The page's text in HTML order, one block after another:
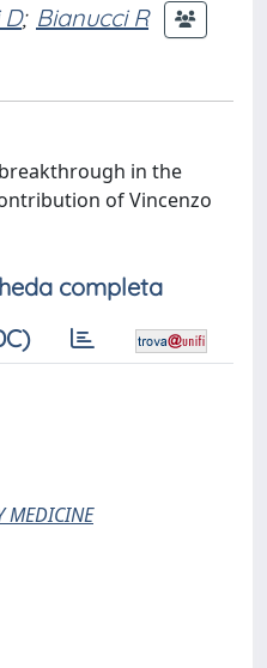
; Bianucci R
in the
of Vincenzo
completa
MEDICINE